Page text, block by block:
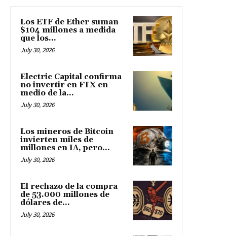
Los ETF de Ether suman
$104 millones a medida
que los...
July 30, 2026
Electric Capital confirma
no invertir en FTX en
medio de la...
July 30, 2026
Los mineros de Bitcoin
invierten miles de
millones en IA, pero...
July 30, 2026
El rechazo de la compra
de 53.000 millones de
dólares de...
July 30, 2026